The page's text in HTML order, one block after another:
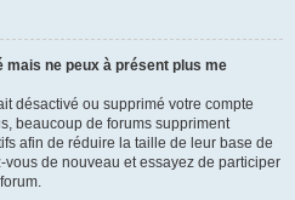
mais ne peux à présent plus me
désactivé ou supprimé votre compte
beaucoup de forums suppriment
afin de réduire la taille de leur base de
de nouveau et essayez de participer